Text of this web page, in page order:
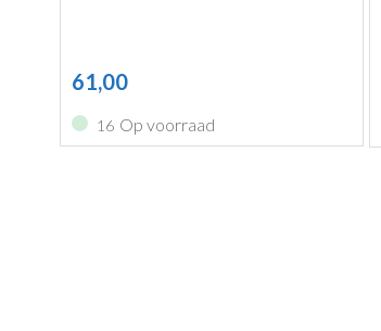
61,00
16 Op voorraad